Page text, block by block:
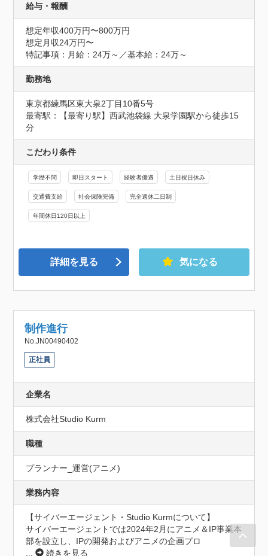
給与・報酬
想定年収400万円〜800万円
想定月収24万円〜
特記事項：月給：24万～／基本給：24万～
勤務地
東京都練馬区東大泉2丁目10番5号
最寄駅：【最寄り駅】西武池袋線 大泉学園駅から徒歩15
分
こだわり条件
学歴不問 即日スタート 経験者優遇 土日祝日休み
交通費支給 社会保険完備 完全週休二日制
年間休日120日以上
詳細を見る 気になる
制作進行
No.JN00490402
正社員
企業名
株式会社Studio Kurm
職種
プランナー_運営(アニメ)
業務内容
【サイバーエージェント・Studio Kurmについて】
サイバーエージェントでは2024年2月にアニメ＆IP事業本
部を設立し、IPの開発およびアニメの企画プロ
...
続きを見る